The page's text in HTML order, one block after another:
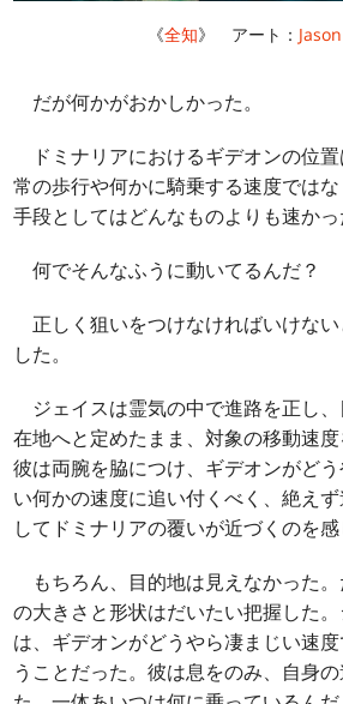
《全知》 アート：
だが何かがおかしかった。
ドミナリアにおけるギデオンの位
常の歩行や何かに騎乗する速度では
手段としてはどんなものよりも速かっ
何でそんなふうに動いてるんだ？
正しく狙いをつけなければいけな
した。
ジェイスは霊気の中で進路を正し
在地へと定めたまま、対象の移動速度
彼は両腕を脇につけ、ギデオンがど
い何かの速度に追い付くべく、絶え
してドミナリアの覆いが近づくのを感
もちろん、目的地は見えなかった
の大きさと形状はだいたい把握した
は、ギデオンがどうやら凄まじい速
うことだった。彼は息をのみ、自身